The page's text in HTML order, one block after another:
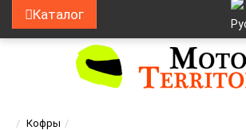
Каталог
Кофры